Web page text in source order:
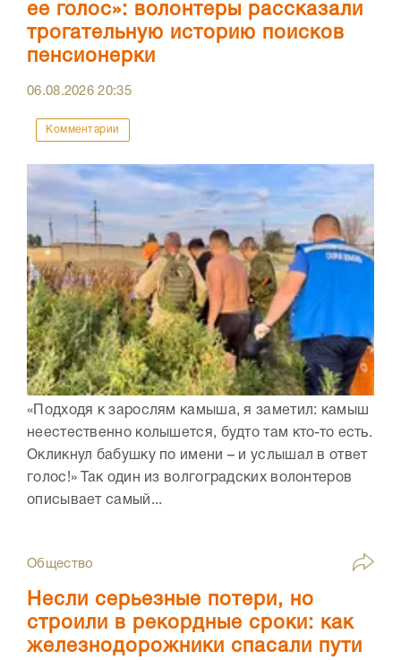
ее голос»: волонтеры рассказали
трогательную историю поисков
пенсионерки
06.08.202620:35
Комментарии
«Подходя к зарослям камыша, я заметил: камыш
неестественно колышется, будто там кто-то есть.
Окликнул бабушку по имени – и услышал в ответ
голос!» Так один из волгоградских волонтеров
описывает самый...
Общество
Несли серьезные потери, но
строили в рекордные сроки: как
железнодорожники спасали пути